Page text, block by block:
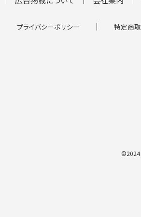
プライバシーポリシー 特定商
©2024